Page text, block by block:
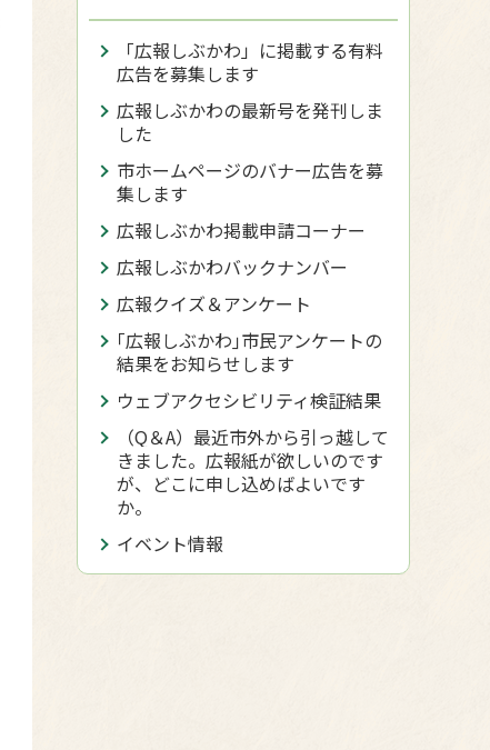
「広報しぶかわ」に掲載する有料
広告を募集します
広報しぶかわの最新号を発刊しま
した
市ホームページのバナー広告を募
集します
広報しぶかわ掲載申請コーナー
広報しぶかわバックナンバー
広報クイズ＆アンケート
｢広報しぶかわ｣市民アンケートの
結果をお知らせします
ウェブアクセシビリティ検証結果
（Q＆A）最近市外から引っ越して
きました。広報紙が欲しいのです
が、どこに申し込めばよいです
か。
イベント情報